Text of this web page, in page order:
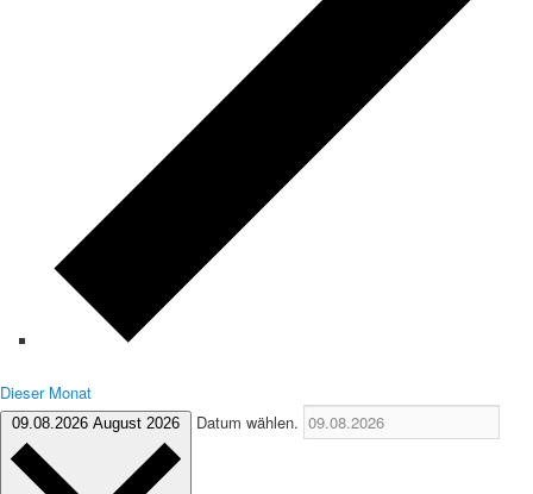
Dieser Monat
09.08.2026 August 2026 Datum wählen.